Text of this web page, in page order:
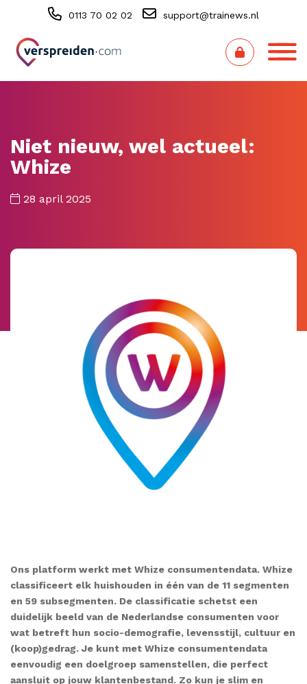
0113 70 02 02 support@trainews.nl
Niet nieuw, wel actueel:
Whize
28 april 2025
Ons platform werkt met Whize consumentendata. Whize
classificeert elk huishouden in één van de 11 segmenten
en 59 subsegmenten. De classificatie schetst een
duidelijk beeld van de Nederlandse consumenten voor
wat betreft hun socio-demografie, levensstijl, cultuur en
(koop)gedrag. Je kunt met Whize consumentendata
eenvoudig een doelgroep samenstellen, die perfect
aansluit op jouw klantenbestand. Zo kun je slim en